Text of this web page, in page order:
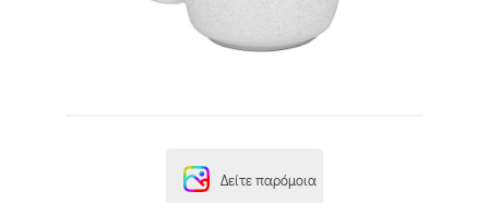
Δείτε παρόμοια